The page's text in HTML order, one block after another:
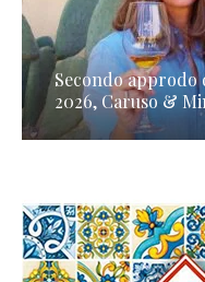
Secondo approdo
2026, Caruso &